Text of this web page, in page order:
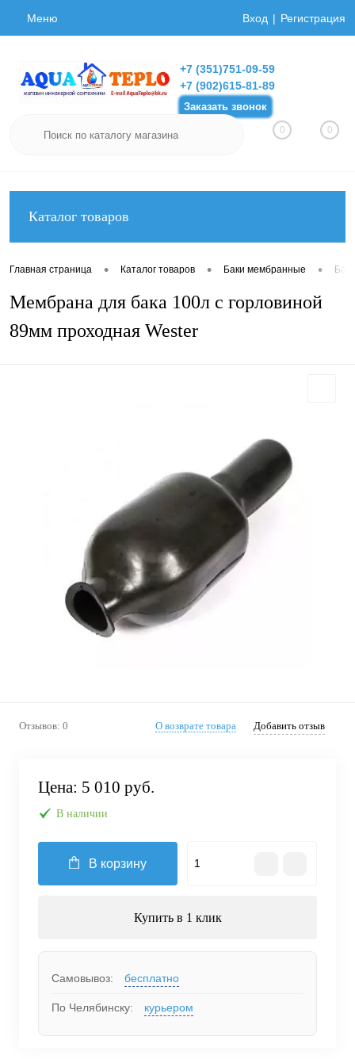
Меню Вход Регистрация
+7 (351)751-09-59
+7 (902)615-81-89
Заказать звонок
0 0
Каталог товаров
Главная страница • Каталог товаров • Баки мембранные •
Мембрана для бака 100л с горловиной
89мм проходная Wester
Отзывов: 0 О возврате товара Добавить отзыв
Цена: 5 010 руб.
В наличии
В корзину
Купить в 1 клик
Самовывоз: бесплатно
По Челябинску: курьером